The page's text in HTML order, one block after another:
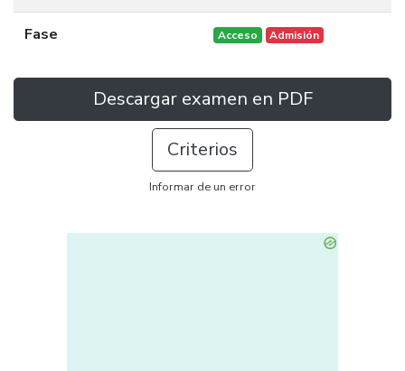
Fase Acceso Admisión
Descargar examen en PDF
Criterios
Informar de un error